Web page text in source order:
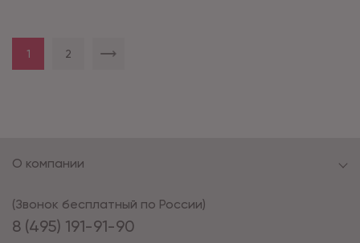
1 2
8 (495) 191-91-90
(Звонок бесплатный по России)
О компании